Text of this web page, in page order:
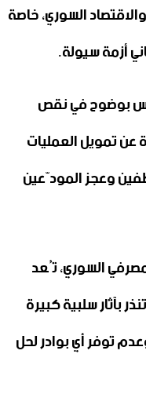
السوري، خاصة
أزمة سيولة.
بوضوح في نقص
عن تمويل العمليات
وعجز المودّعين
السوري، تُعد
بآثار سلبية كبيرة
توفر أي بوادر لحل